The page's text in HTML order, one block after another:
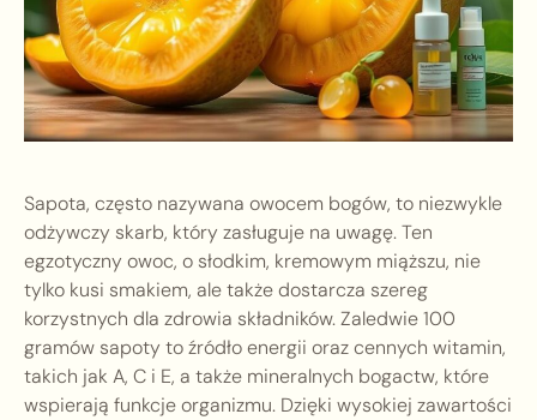
Sapota, często nazywana owocem bogów, to niezwykle
odżywczy skarb, który zasługuje na uwagę. Ten
egzotyczny owoc, o słodkim, kremowym miąższu, nie
tylko kusi smakiem, ale także dostarcza szereg
korzystnych dla zdrowia składników. Zaledwie 100
gramów sapoty to źródło energii oraz cennych witamin,
takich jak A, C i E, a także mineralnych bogactw, które
wspierają funkcje organizmu. Dzięki wysokiej zawartości